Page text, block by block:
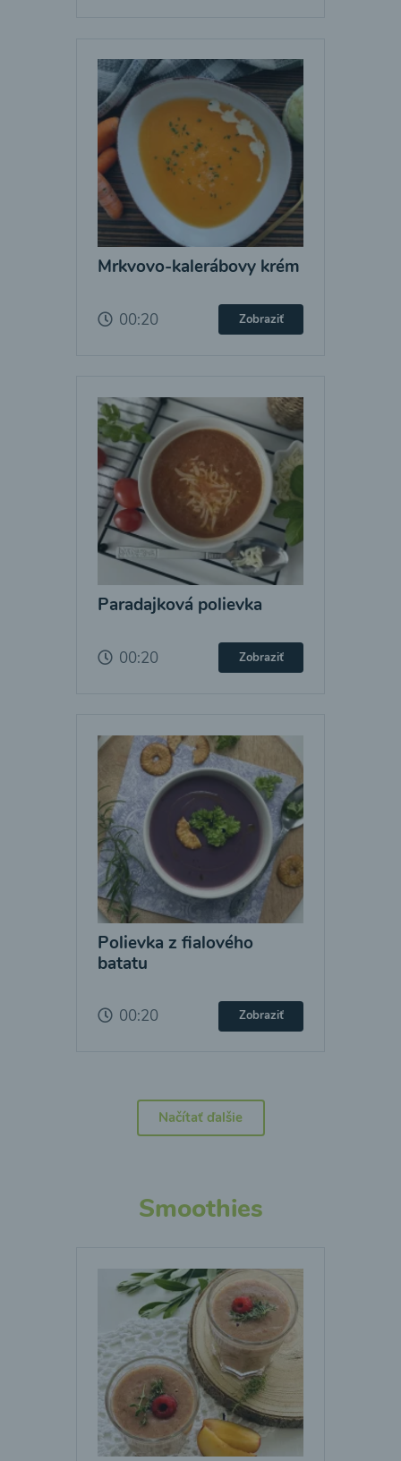
Mrkvovo-kalerábovy krém
00:20 Zobraziť
Paradajková polievka
00:20 Zobraziť
Polievka z fialového
batatu
00:20 Zobraziť
Načítať ďalšie
Smoothies